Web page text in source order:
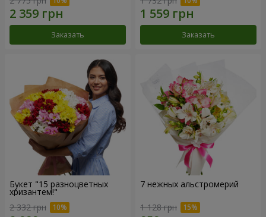
Заказать Заказать
Букет "15 разноцветных
хризантем!"
2 332 грн
7 нежных альстромерий
1 128 грн